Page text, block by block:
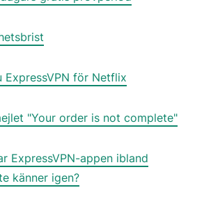
ExpressVPN för Netflix
"Your order is not complete"
ExpressVPN-appen ibland
känner igen?